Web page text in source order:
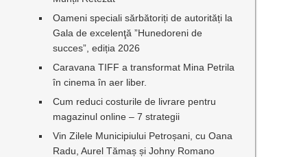
Oameni speciali sărbătoriți de autorități la
Gala de excelenţă ”Hunedoreni de
succes”, ediția 2026
Caravana TIFF a transformat Mina Petrila
în cinema în aer liber.
Cum reduci costurile de livrare pentru
magazinul online – 7 strategii
Vin Zilele Municipiului Petroșani, cu Oana
Radu, Aurel Tămaș și Johny Romano